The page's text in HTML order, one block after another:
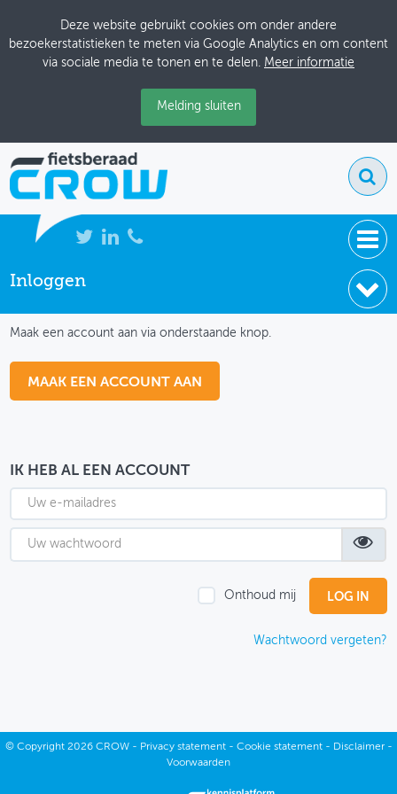
Deze website gebruikt cookies om onder andere
bezoekerstatistieken te meten via Google Analytics en om content
via sociale media te tonen en te delen. Meer informatie
Melding sluiten
NIEUWS
THEMASITES
MIJN PROFIEL
GEBRUIKER
Inloggen
Maak een account aan via onderstaande knop.
MAAK EEN ACCOUNT AAN
IK HEB AL EEN ACCOUNT
Onthoud mij
Wachtwoord vergeten?
© Copyright2026 CROW - Privacy statement- Cookie statement- Disclaimer-
Voorwaarden